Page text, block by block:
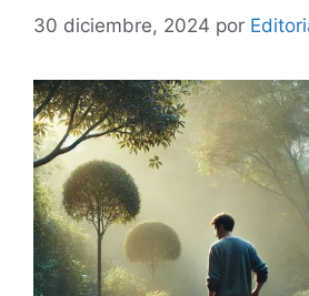
30 diciembre, 2024 por